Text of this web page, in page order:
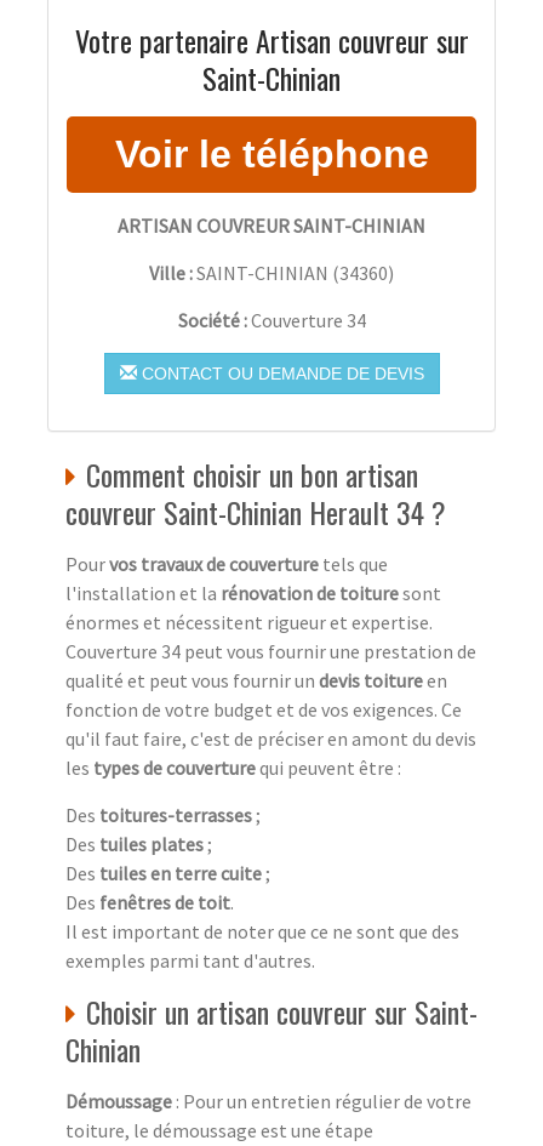
Votre partenaire Artisan couvreur sur
Saint-Chinian
ARTISAN COUVREUR SAINT-CHINIAN
Ville :SAINT-CHINIAN (34360)
Société :Couverture 34
CONTACT OU DEMANDE DE DEVIS
Comment choisir un bon artisan
couvreur Saint-Chinian Herault 34 ?
Pourvos travaux de couverture tels que
l'installation et la rénovation de toituresont
énormes et nécessitent rigueur et expertise.
Couverture 34 peut vous fournir une prestation de
qualité et peut vous fournir un devis toitureen
fonction de votre budget et de vos exigences. Ce
qu'il faut faire, c'est de préciser en amont du devis
les types de couverturequi peuvent être :
Des toitures-terrasses;
Des tuiles plates;
Des tuiles en terre cuite;
Des fenêtres de toit.
Il est important de noter que ce ne sont que des
exemples parmi tant d'autres.
Choisir un artisan couvreur sur Saint-
Chinian
Démoussage : Pour un entretien régulier de votre
toiture, le démoussage est une étape